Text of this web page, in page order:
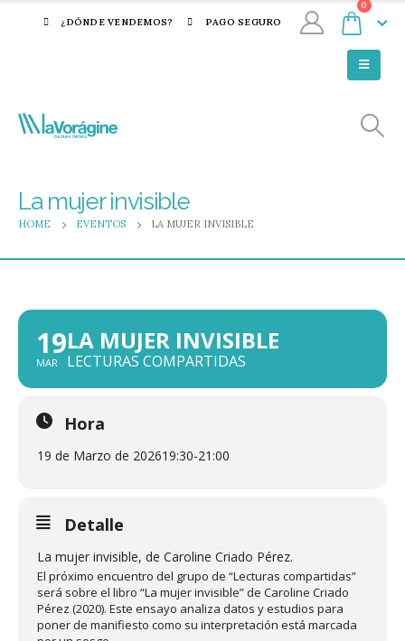
¿DÓNDE VENDEMOS? PAGO SEGURO
0
La mujer invisible
HOME EVENTOS LA MUJER INVISIBLE
19
MAR
LA MUJER INVISIBLE
LECTURAS COMPARTIDAS
Hora
19 de Marzo de 202619:30-21:00
Detalle
La mujer invisible, de Caroline Criado Pérez.
El próximo encuentro del grupo de “Lecturas compartidas”
será sobre el libro “La mujer invisible” de Caroline Criado
Pérez (2020). Este ensayo analiza datos y estudios para
poner de manifiesto como su interpretación está marcada